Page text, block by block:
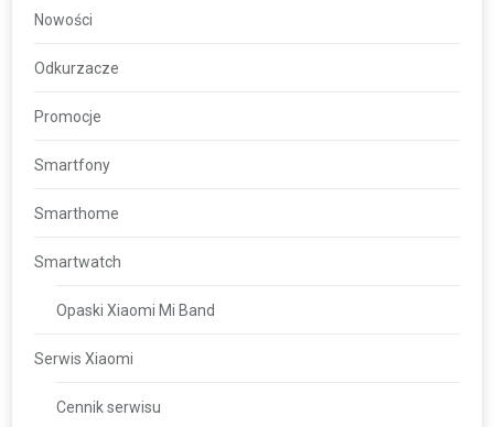
Nowości
Odkurzacze
Promocje
Smartfony
Smarthome
Smartwatch
Opaski Xiaomi Mi Band
Serwis Xiaomi
Cennik serwisu